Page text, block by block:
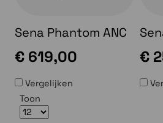
Sena Phantom ANC
€ 619,00
Vergelijken
€
Toon